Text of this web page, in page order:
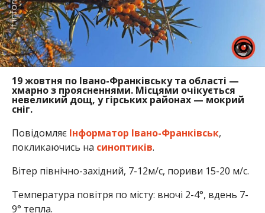
19 жовтня по Івано-Франківську та області —
хмарно з проясненнями. Місцями очікується
невеликий дощ, у гірських районах — мокрий
сніг.
ПовідомляєІнформатор Івано-Франківськ,
покликаючись на синоптиків.
Вітер північно-західний, 7-12м/с, пориви 15-20 м/с.
Температура повітря по місту: вночі 2-4°, вдень 7-
9° тепла.